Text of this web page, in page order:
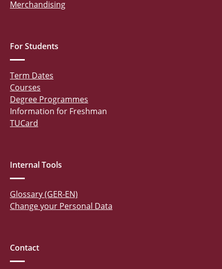
Merchandising
For Students
Term Dates
Courses
Degree Programmes
Information for Freshman
TUCard
Internal Tools
Glossary (GER-EN)
Change your Personal Data
Contact